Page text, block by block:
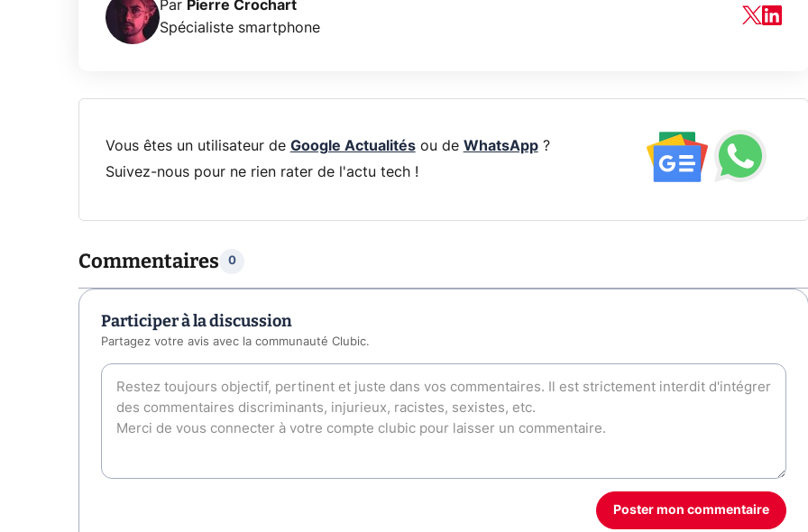
Par Pierre Crochart
Spécialiste smartphone
Vous êtes un utilisateur de Google Actualitésou de WhatsApp?
Suivez-nous pour ne rien rater de l'actu tech !
Commentaires 0
Participer à la discussion
Partagez votre avis avec la communauté Clubic.
Poster mon commentaire